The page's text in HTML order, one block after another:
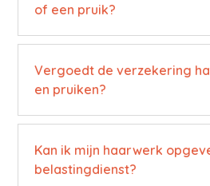
of een pruik?
Vergoedt de verzekering
en pruiken?
Kan ik mijn haarwerk
belastingdienst?